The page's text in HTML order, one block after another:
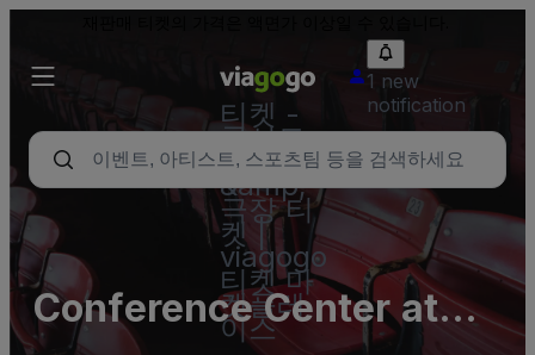
티켓 -
콘서트,
스포츠
&amp;
극장 티
켓 |
viagogo
티켓 마
켓플레
이스
1 new
notification
Conference Center at